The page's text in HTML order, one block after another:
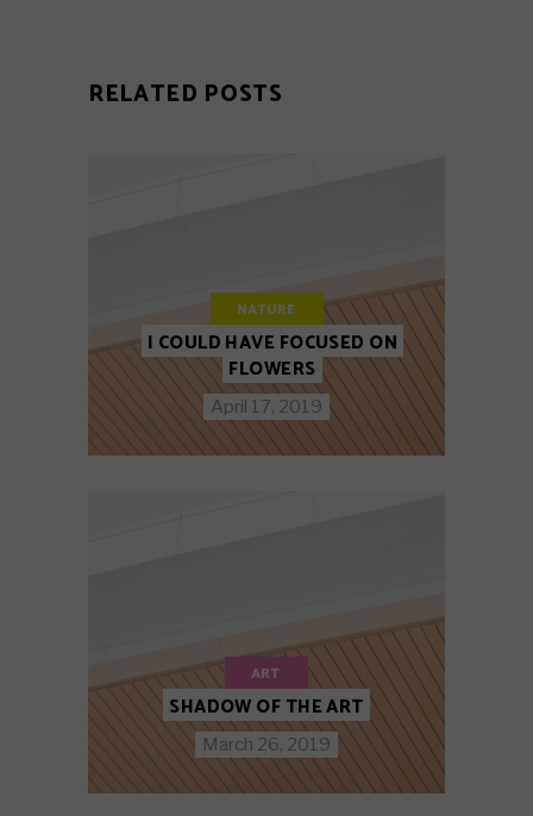
RELATED POSTS
NATURE
I COULD HAVE FOCUSED ON
FLOWERS
April 17, 2019
ART
SHADOW OF THE ART
March 26, 2019